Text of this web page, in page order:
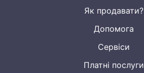
Як продавати?
Допомога
Сервіси
Платні послуги